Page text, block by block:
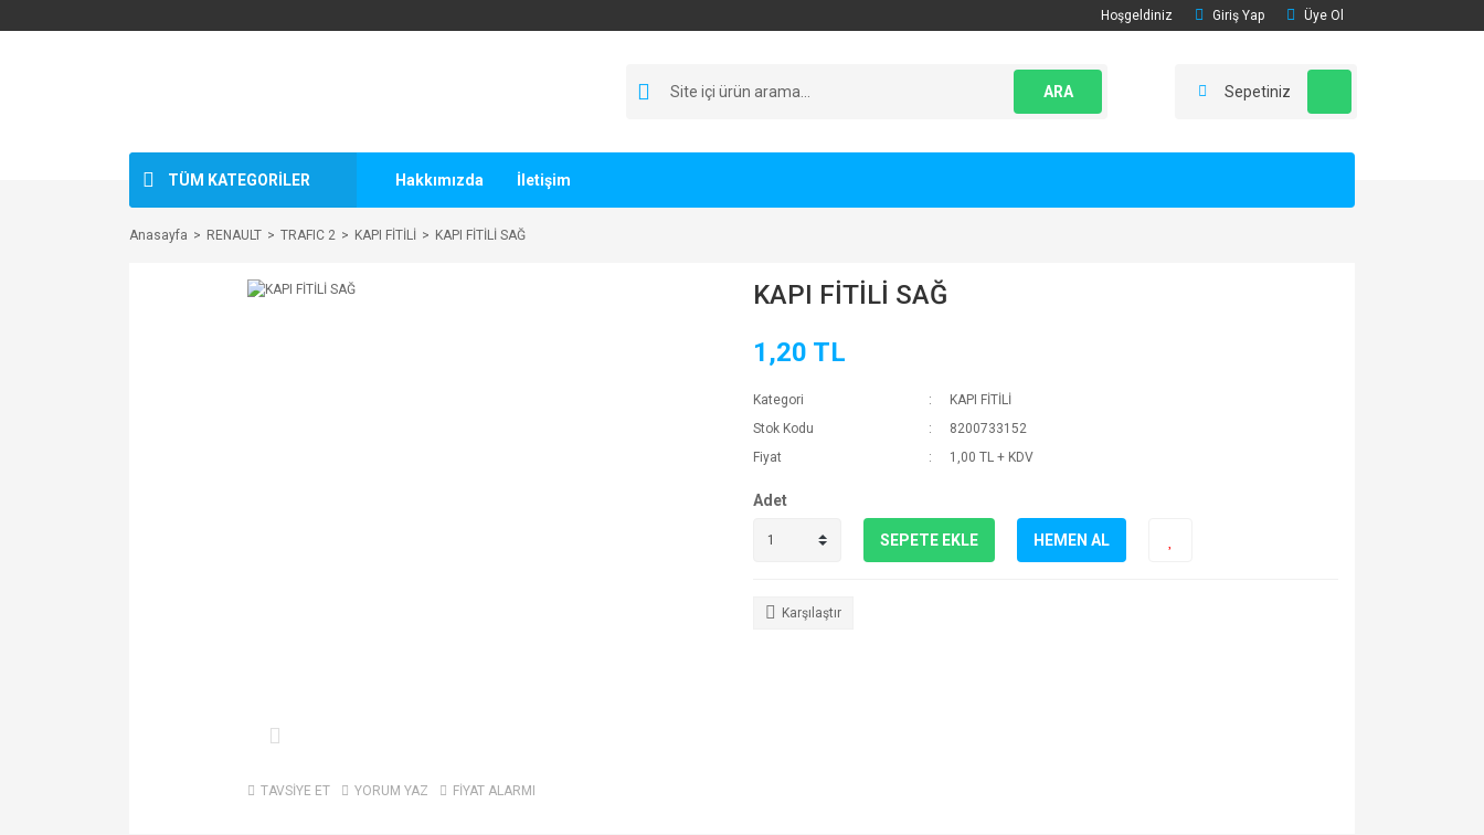
Hoşgeldiniz Giriş Yap Üye Ol
ARA Sepetiniz
TÜM KATEGORİLER Hakkımızda İletişim
Anasayfa RENAULT TRAFIC 2 KAPI FİTİLİ KAPI FİTİLİ SAĞ
TAVSİYE ET YORUM YAZ FİYAT ALARMI
KAPI FİTİLİ SAĞ
1,20 TL
Kategori
KAPI FİTİLİ
Stok Kodu
8200733152
Fiyat
1,00 TL + KDV
Adet
SEPETE EKLE HEMEN AL
Karşılaştır